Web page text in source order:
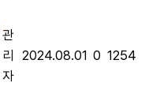
관
리
자
2024.08.01 0 1254